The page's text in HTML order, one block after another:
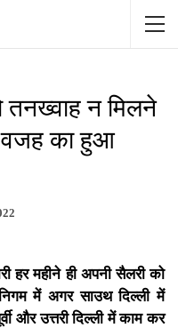
तनख्वाह न मिलने
वजह का हुआ
हर महीने ही अपनी सैलरी को
में अगर साउथ दिल्ली में
और उत्तरी दिल्ली में काम कर